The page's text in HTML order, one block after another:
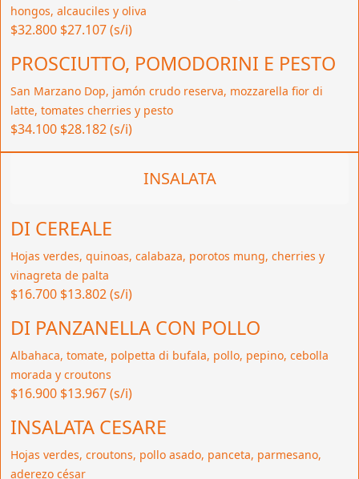
hongos, alcauciles y oliva
$32.800 $27.107 (s/i)
PROSCIUTTO, POMODORINI E PESTO
San Marzano Dop, jamón crudo reserva, mozzarella fior di
latte, tomates cherries y pesto
$34.100 $28.182 (s/i)
INSALATA
DI CEREALE
Hojas verdes, quinoas, calabaza, porotos mung, cherries y
vinagreta de palta
$16.700 $13.802 (s/i)
DI PANZANELLA CON POLLO
Albahaca, tomate, polpetta di bufala, pollo, pepino, cebolla
morada y croutons
$16.900 $13.967 (s/i)
INSALATA CESARE
Hojas verdes, croutons, pollo asado, panceta, parmesano,
aderezo césar